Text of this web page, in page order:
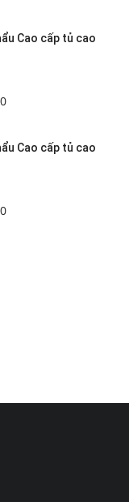
Cao cấp tủ cao
Cao cấp tủ cao